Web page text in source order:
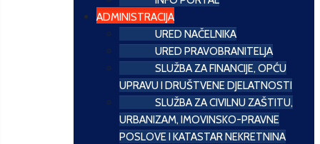
ADMINISTRACIJA
URED NAČELNIKA
URED PRAVOBRANITELJA
SLUŽBA ZA FINANCIJE, OPĆU
UPRAVU I DRUŠTVENE DJELATNOSTI
SLUŽBA ZA CIVILNU ZAŠTITU,
URBANIZAM, IMOVINSKO-PRAVNE
POSLOVE I KATASTAR NEKRETNINA